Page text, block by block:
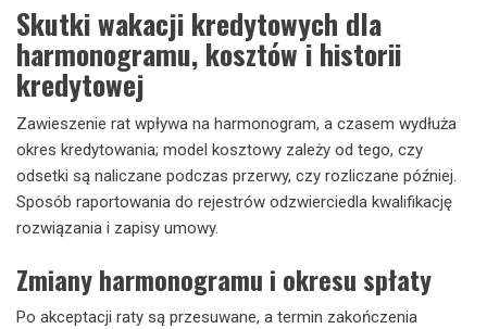
Skutki wakacji kredytowych dla
harmonogramu, kosztów i historii
kredytowej
Zawieszenie rat wpływa na harmonogram, a czasem wydłuża
okres kredytowania; model kosztowy zależy od tego, czy
odsetki są naliczane podczas przerwy, czy rozliczane później.
Sposób raportowania do rejestrów odzwierciedla kwalifikację
rozwiązania i zapisy umowy.
Zmiany harmonogramu i okresu spłaty
Po akceptacji raty są przesuwane, a termin zakończenia